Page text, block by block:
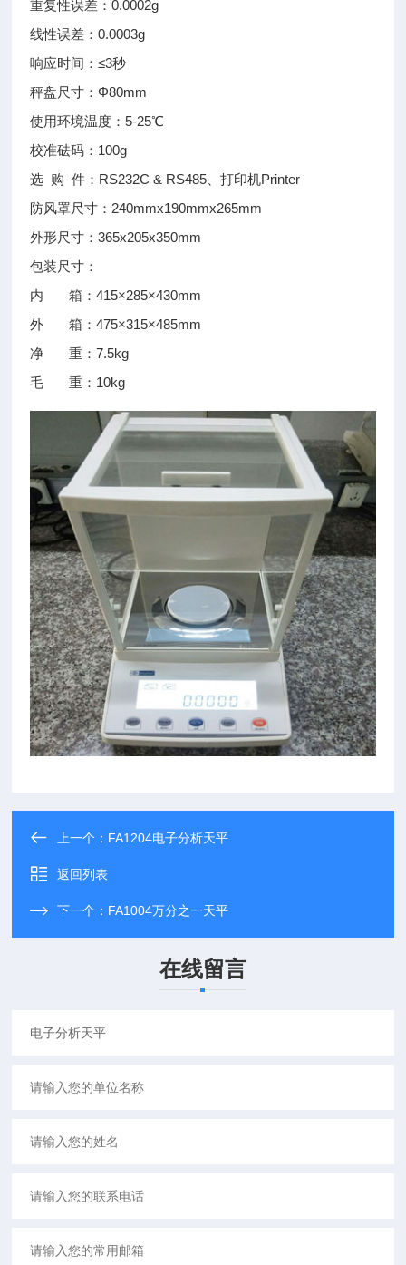
重复性误差：0.0002g
线性误差：0.0003g
响应时间：≤3秒
秤盘尺寸：Φ80mm
使用环境温度：5-25℃
校准砝码：100g
选 购 件：RS232C & RS485、打印机Printer
防风罩尺寸：240mmx190mmx265mm
外形尺寸：365x205x350mm
包装尺寸：
内 箱：415×285×430mm
外 箱：475×315×485mm
净 重：7.5kg
毛 重：10kg
上一个： FA1204电子分析天平
返回列表
下一个： FA1004万分之一天平
在线留言